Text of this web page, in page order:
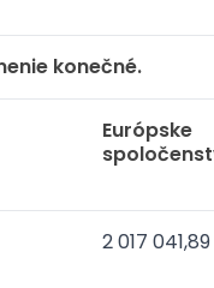
konečné.
Európske
2 017 041,89